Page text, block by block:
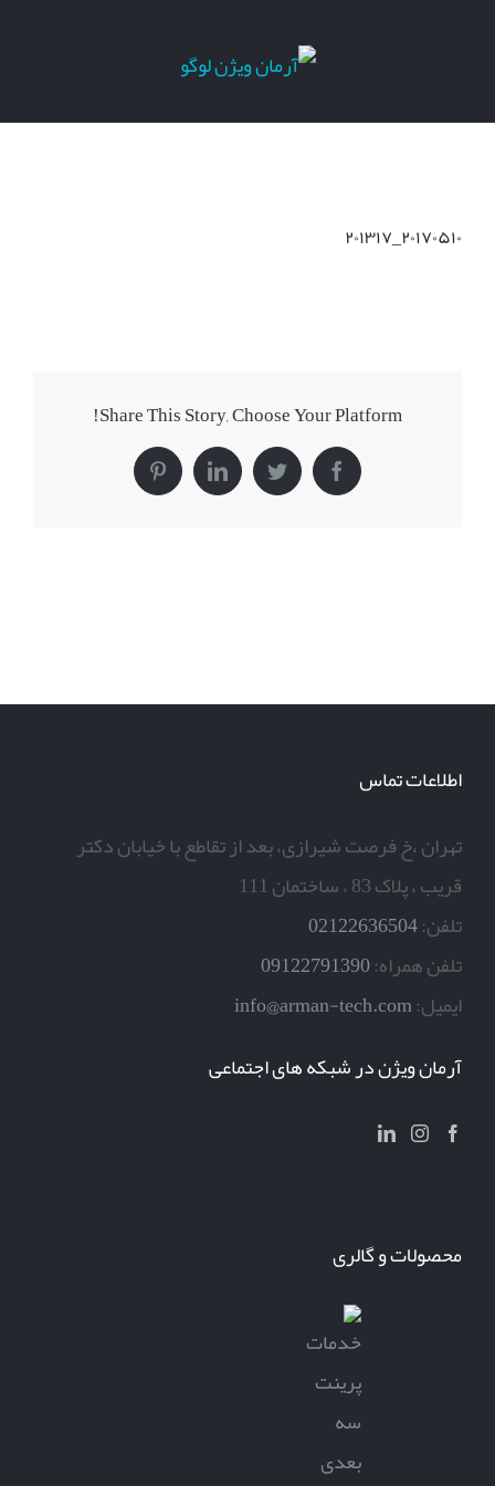
۲۰۱۷۰۵۱۰_۲۰۱۳۱۷
Share This Story, Choose Your Platform!
Facebook
Twitter
LinkedIn
Pinterest
اطلاعات تماس
تهران ،خ فرصت شیرازی، بعد از تقاطع با خیابان دکتر
قریب ، پلاک 83 ، ساختمان 111
تلفن:02122636504
تلفن همراه:09122791390
ایمیل:info@arman-tech.com
آرمان ویژن در شبکه های اجتماعی
محصولات و گالری